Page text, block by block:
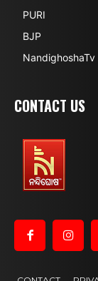
PURI
BJP
NandighoshaTv
CONTACT US